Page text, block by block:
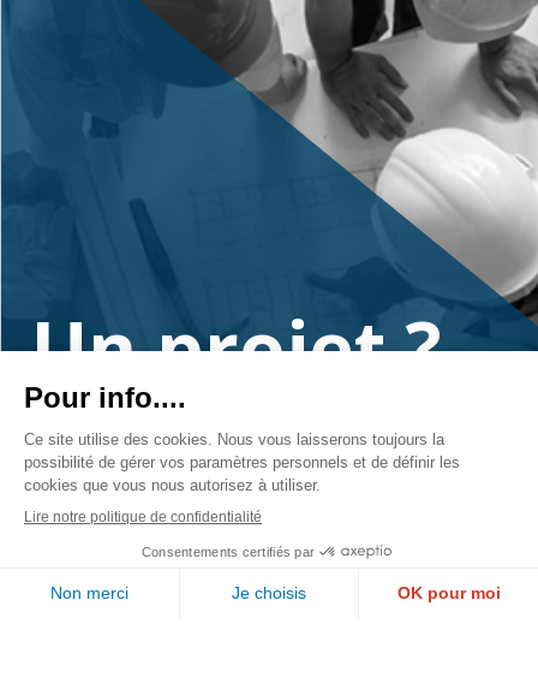
Un projet ?
Contactez-nous
PAUL WURTH GEPROLUX S.A.
1, rue de l’Aciérie